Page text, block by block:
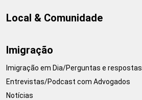
Local & Comunidade
Imigração
Imigração em Dia/Perguntas e respostas
Entrevistas/Podcast com Advogados
Notícias